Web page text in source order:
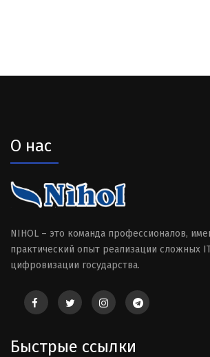
О нас
NIHOL – это команда профессионалов,
практический опыт реализации сложных
цифровизации государства.
Быстрые ссылки